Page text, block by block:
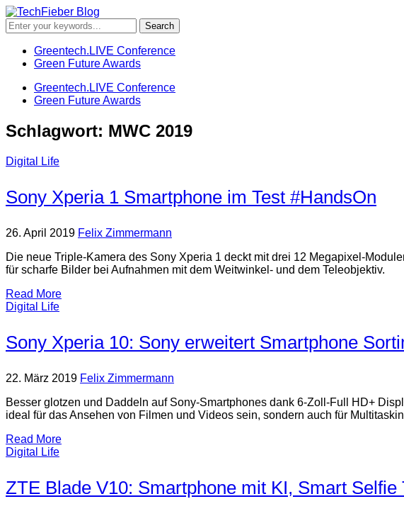
Greentech.LIVE Conference
Green Future Awards
Greentech.LIVE Conference
Green Future Awards
Schlagwort: MWC 2019
Digital Life
Sony Xperia 1 Smartphone im Test #HandsOn
26. April 2019 Felix Zimmermann
Die neue Triple-Kamera des Sony Xperia 1 deckt mit drei 12 Megapixel-
für scharfe Bilder bei Aufnahmen mit dem Weitwinkel- und dem Teleobjektiv.
Read More
Digital Life
Sony Xperia 10: Sony erweitert Smartphone
22. März 2019 Felix Zimmermann
Besser glotzen und Daddeln auf Sony-Smartphones dank 6-Zoll-Full HD+
ideal für das Ansehen von Filmen und Videos sein, sondern auch für
Read More
Digital Life
ZTE Blade V10: Smartphone mit KI, Smart